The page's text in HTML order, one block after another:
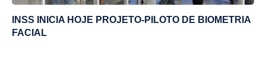
INSS INICIA HOJE PROJETO-PILOTO DE BIOMETRIA
FACIAL